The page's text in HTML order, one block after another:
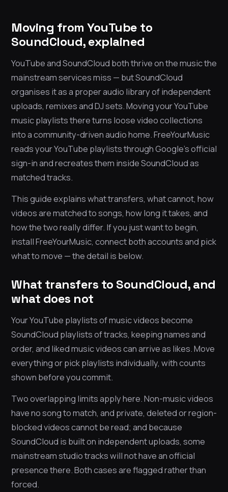
Moving from YouTube to
SoundCloud, explained
YouTube and SoundCloud both thrive on the music the
mainstream services miss — but SoundCloud
organises it as a proper audio library of independent
uploads, remixes and DJ sets. Moving your YouTube
music playlists there turns loose video collections
into a community-driven audio home. FreeYourMusic
reads your YouTube playlists through Google’s official
sign-in and recreates them inside SoundCloud as
matched tracks.
This guide explains what transfers, what cannot, how
videos are matched to songs, how long it takes, and
how the two really differ. If you just want to begin,
install FreeYourMusic, connect both accounts and pick
what to move — the detail is below.
What transfers to SoundCloud, and
what does not
Your YouTube playlists of music videos become
SoundCloud playlists of tracks, keeping names and
order, and liked music videos can arrive as likes. Move
everything or pick playlists individually, with counts
shown before you commit.
Two overlapping limits apply here. Non-music videos
have no song to match, and private, deleted or region-
blocked videos cannot be read; and because
SoundCloud is built on independent uploads, some
mainstream studio tracks will not have an official
presence there. Both cases are flagged rather than
forced.